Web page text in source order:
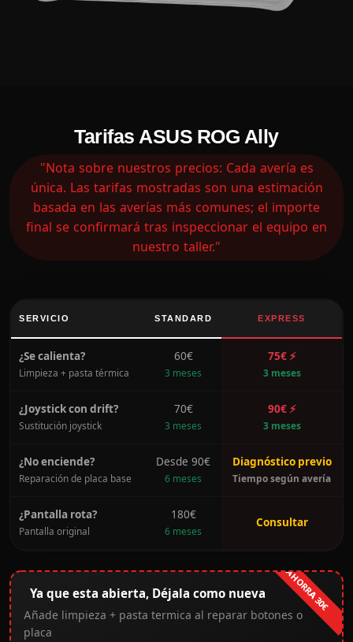
Tarifas ASUS ROG Ally
"Nota sobre nuestros precios: Cada avería es
única. Las tarifas mostradas son una estimación
basada en las averías más comunes; el importe
final se confirmará tras inspeccionar el equipo en
nuestro taller."
SERVICIO STANDARD EXPRESS
¿Se calienta?
Limpieza + pasta térmica
60€
3 meses
75€ ⚡
3 meses
¿Joystick con drift?
Sustitución joystick
70€
3 meses
90€ ⚡
3 meses
¿No enciende?
Reparación de placa base
Desde 90€
6 meses
Diagnóstico previo
Tiempo según avería
¿Pantalla rota?
Pantalla original
180€
6 meses
Consultar
AHORRA 30€
Ya que esta abierta, Déjala como nueva
Añade limpieza + pasta termica al reparar botones o
placa